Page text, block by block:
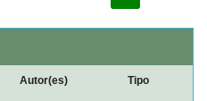
Autor(es) Tipo